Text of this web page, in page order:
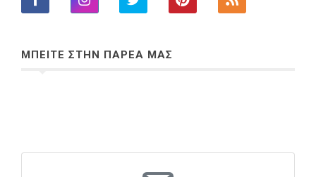
ΜΠΕΙΤΕ ΣΤΗΝ ΠΑΡΕΑ ΜΑΣ